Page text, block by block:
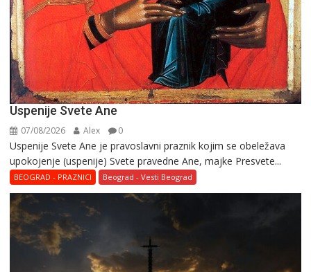
Uspenije Svete Ane
07/08/2026 Alex 0
Uspenije Svete Ane je pravoslavni praznik kojim se obeležava
upokojenje (uspenije) Svete pravedne Ane, majke Presvete...
BEOGRAD - PRAZNICI Beograd - Vesti Beograd